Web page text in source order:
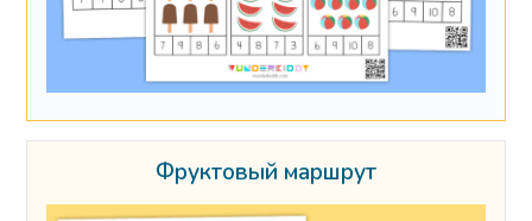
Фруктовый маршрут